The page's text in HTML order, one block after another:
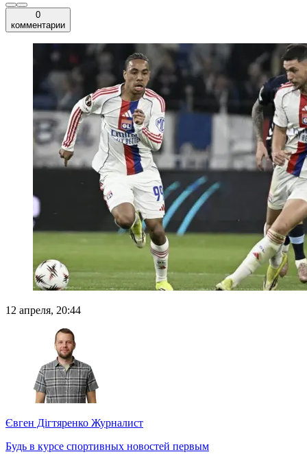
0
комментарии
12 апреля, 20:44
Євген Дігтяренко Журналист
Будь в курсе спортивных новостей первым